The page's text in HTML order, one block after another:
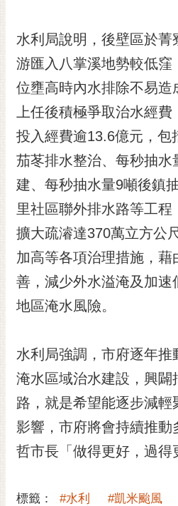
網
站
資
料
開
放
宣
告
市
交
通
置
水利局說明，後壁區於
游匯入八掌溪地勢較低窪
位壅高時內水排除不易造
上任後積極爭取治水經
投入經費逾13.6億元，包
茄苳排水整治、每秒抽水
建、每秒抽水量9噸後鎮
里社區聯外排水路等工
擴大疏濬達370萬立方公
加高等各項治理措施，藉
善，減少外水溢淹及加速
地區淹水風險。
水利局強調，市府逐年推
淹水區域治水建設，興闢
路，就是希望能逐步減輕
影響，市府將會持續推動
哲市長「做得更好，過得
標籤： #水利 #凱米颱風